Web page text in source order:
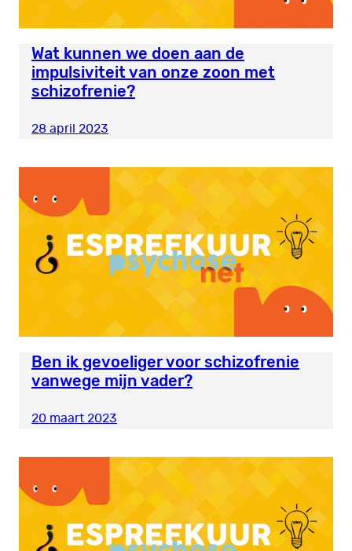
Wat kunnen we doen aan de
impulsiviteit van onze zoon met
schizofrenie?
28 april 2023
Ben ik gevoeliger voor schizofrenie
vanwege mijn vader?
20 maart 2023